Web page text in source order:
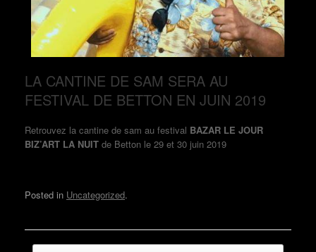
LA CANTINE DE SAM SERA AU
FESTIVAL DE BETTON EN JUIN 2019
Retrouvez la cantine de sam au festival BAZAR LE JOUR
BIZ’ART LA NUIT de Betton le 29 et 30 juin 2019
Posted in Uncategorized.